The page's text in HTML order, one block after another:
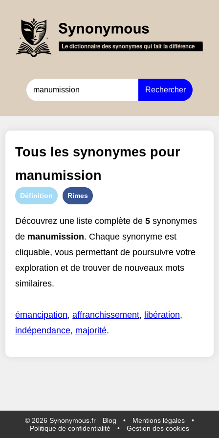
Rechercher
Tous les synonymes pour
manumission
Définition Rimes
Découvrez une liste complète de5 synonymes
de manumission. Chaque synonyme est
cliquable, vous permettant de poursuivre votre
exploration et de trouver de nouveaux mots
similaires.
émancipation,affranchissement, libération,
indépendance, majorité.
© 2026 Synonymous.fr Blog • Mentions légales
•
Politique de confidentialité
• Gestion des cookies